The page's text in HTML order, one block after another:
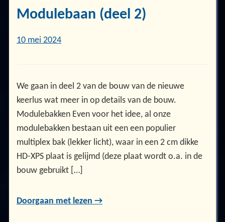
Modulebaan (deel 2)
10 mei 2024
We gaan in deel 2 van de bouw van de nieuwe
keerlus wat meer in op details van de bouw.
Modulebakken Even voor het idee, al onze
modulebakken bestaan uit een een populier
multiplex bak (lekker licht), waar in een 2 cm dikke
HD-XPS plaat is gelijmd (deze plaat wordt o.a. in de
bouw gebruikt […]
Doorgaan met lezen →